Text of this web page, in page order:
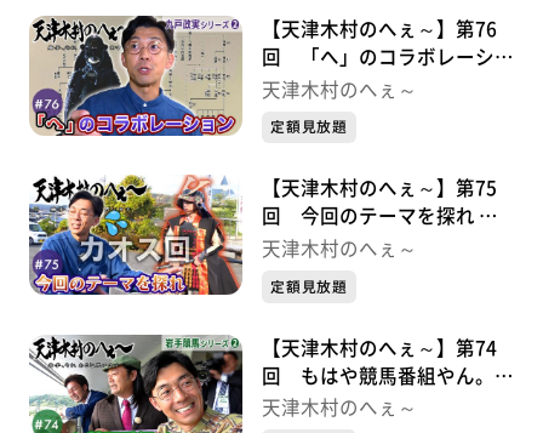
【天津木村のへぇ～】第76
回 「へ」のコラボレーショ
ン 九戸政実シリーズ②
天津木村のへぇ～
定額見放題
【天津木村のへぇ～】第75
回 今回のテーマを探れ 九
戸政実シリーズ➀
天津木村のへぇ～
定額見放題
【天津木村のへぇ～】第74
回 もはや競馬番組やん。
岩手競馬シリーズ②
天津木村のへぇ～